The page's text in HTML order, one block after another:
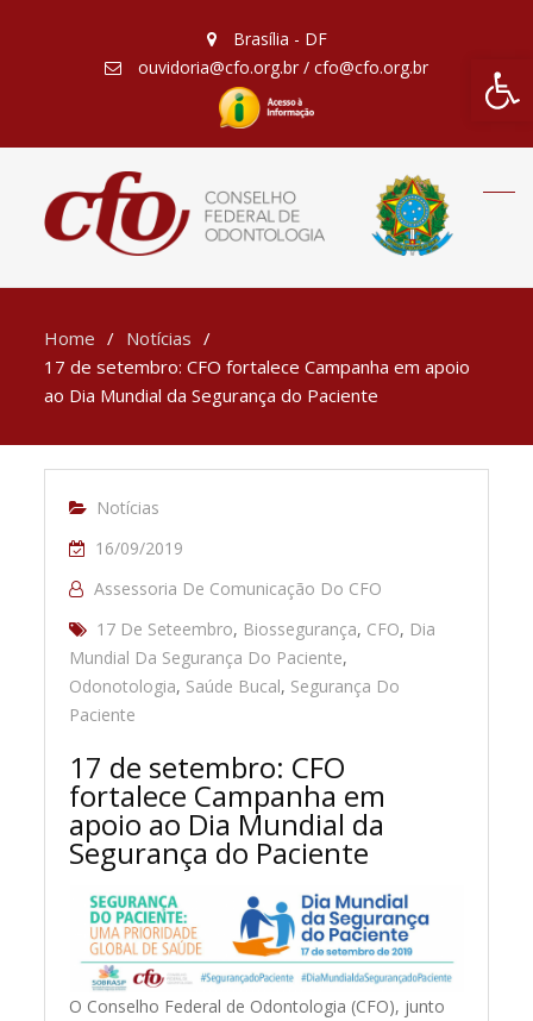
Barra
Brasília - DF
ouvidoria@cfo.org.br / cfo@cfo.org.br
Home
Notícias
17 de setembro: CFO fortalece Campanha em apoio
ao Dia Mundial da Segurança do Paciente
Notícias
16/09/2019
Assessoria De Comunicação Do CFO
17 De Seteembro, Biossegurança, CFO, Dia
Mundial Da Segurança Do Paciente,
Odonotologia, Saúde Bucal, Segurança Do
Paciente
17 de setembro: CFO
fortalece Campanha em
apoio ao Dia Mundial da
Segurança do Paciente
O Conselho Federal de Odontologia (CFO), junto